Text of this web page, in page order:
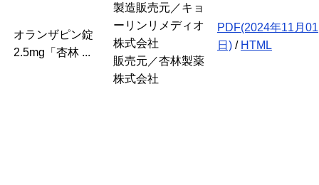
オランザピン錠
2.5mg「杏林 ...
製造販売元／キョ
ーリンリメディオ
株式会社
販売元／杏林製薬
株式会社
PDF(2024年11月01
日) / HTML